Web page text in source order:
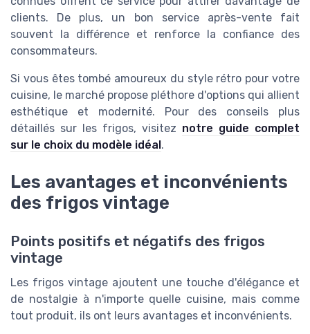
clients. De plus, un bon service après-vente fait
souvent la différence et renforce la confiance des
consommateurs.
Si vous êtes tombé amoureux du style rétro pour votre
cuisine, le marché propose pléthore d'options qui allient
esthétique et modernité. Pour des conseils plus
détaillés sur les frigos, visitez notre guide complet
sur le choix du modèle idéal.
Les avantages et inconvénients
des frigos vintage
Points positifs et négatifs des frigos
vintage
Les frigos vintage ajoutent une touche d'élégance et
de nostalgie à n'importe quelle cuisine, mais comme
tout produit, ils ont leurs avantages et inconvénients.